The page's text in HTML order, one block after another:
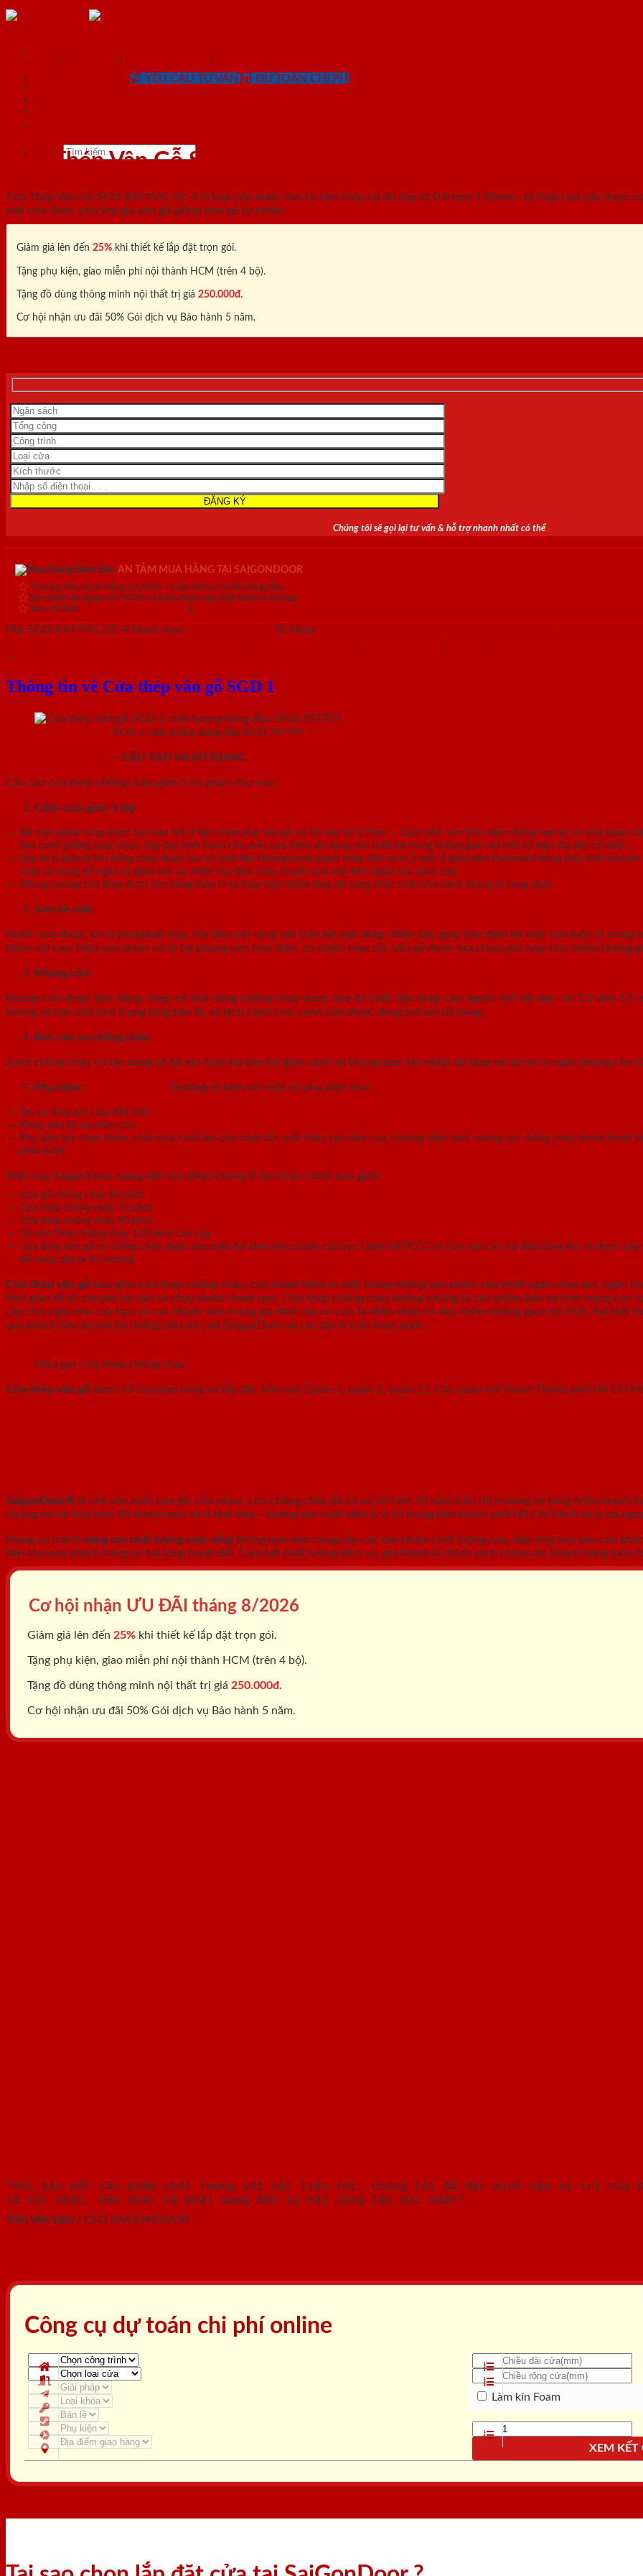
Skip
YÊU CẦU TƯ VẤN DỰ TOÁN CHI PHÍ
Tìm
/ / /
Cửa Thép Vân Gỗ SGD-KM.TVG-2C-4
Cửa Thép Vân Gỗ SGD-KM.TVG-2C-4 là loại cửa được làm từ tấm thép có độ dày từ 0,8 mm-1.00mm , là thép cao cấp được
mặt cửa được phủ lớp giả vân gỗ giống như gỗ tự nhiên
Giảm giá lên đến 25% khi thiết kế lắp đặt trọn gói.
Tặng phụ kiện, giao miễn phí nội thành HCM (trên 4 bộ).
Tặng đồ dùng thông minh nội thất trị giá 250.000đ.
Cơ hội nhận ưu đãi 50% Gói dịch vụ Bảo hành 5 năm.
Chúng tôi sẽ gọi lại tư vấn & hỗ trợ nhanh nhất có thể
AN TÂM MUA HÀNG TẠI SAIGONDOOR
Thương hiệu danh tiếng từ 2010 - Luôn đặt uy tín lên hàng đầu.
Sản phẩm đa dạng mới 100% và luôn được cập nhật theo xu hướng.
Xem chi tiết:
&
Mã: SGD-KM.TVG-2C-4 Danh mục: Từ khóa: , , ,
, , , , , ,
Thông tin về Cửa thép vân gỗ SGD 1
SGD 1 chất lượng hàng đầu 0933.707707
– CẤU TẠO VÀ SỬ DỤNG
Cấu tạo cửa thép chống cháy gồm 5 bộ phận như sau:
Cánh cửa gồm 3 lớp
Bề mặt ngoài cùng được tạo nên bởi 2 tấm thép phủ vân gỗ có độ dày từ 0.7mm – 1.2m phủ sơn tĩnh điện chống han gỉ, có khả năng
làm cánh phẳng hoặc được dập tạo hình Pano cho mẫu cửa thêm đa dạng cho thiết kế trong không gian nội thất từ hiện đại đến cổ điển.
Lớp lõi ở giữa là lõi chống cháy được tạo từ chất liệu Honeycomb paper hoặc tấm eron 2 mặt ở giữa kèm Rockwool bông thủy tinh
cháy sử dụng để ngăn và giảm bức xạ nhiệt của đám cháy truyền qua mặt bên ngoài của cánh cửa.
Khung xương cửa thép được làm bằng thép U và thép hộp nhằm tăng độ cứng chắc chắn cho cánh không bị cong vênh.
Sơn bề mặt
Nước sơn được xử lý photphat hóa, tẩy dầu mỡ và gỉ sét trên bề mặt thép. Điều này giúp bảo đảm bề mặt cửa luôn ở
thẩm mỹ cao. Màu sơn được xử lý tại phòng sơn tĩnh điện, có nhiều màu sắc vân gỗ được lựa chọn phù hợp cho nhiều không
Khung cửa
Khung cửa được làm bằng thép có khả năng chống cháy được làm từ chất liệu thép cán nguội. Với độ dày từ 1,2 đến 1,5
tường và hạn chế tình trạng lỏng bản lề, xệ lệch cánh cửa, cánh cửa được đóng mở em dễ dàng.
Ron cao su chống cháy
Joint chống cháy có tác dụng sẽ bít kín toàn bộ khe hở giữa cánh và khung bao, khi nhiệt độ tăng nó sẽ nở ra ngăn không cho
Phụ kiện: thường đi kèm với một số phụ kiện như:
Tay co thủy lực ( tay đẩy hơi),
Khóa, bản lề, tay nắm cửa
Phụ kiện lựa chọn thêm: chốt cửa, chốt âm cho cánh đôi, mắt thần, tay nắm cửa, chuông điện, kính cường lực chống cháy, thanh thoát
phía dưới)
Hiện nay SaigonDoor mang đến cho khách hàng 4 lựa chọn chính bao gồm:
Cửa gỗ chống cháy 60 phút.
Cửa thép chống cháy 70 phút
Cửa thép chống cháy 90 phút
Và cửa Thép chống cháy 120 phút cao cấp.
Cửa thép vân gỗ có chống cháy được sản xuất đạt theo tiêu chuẩn của cục Cảnh Sát PCCC và Cứu nạn cứu hộ (Bộ Công An) và được
để cung cấp ra thị trường.
Cửa thép vân gỗbao gồm cửa thép chống cháy, cửa thoát hiểm là một trong những sản phẩm cần thiết ngăn cháy lan, ngăn
thời gian để di chuyển tài sản và chạy thoát thoát nạn. Cửa thép chống cháy không những là sản phẩm bảo vệ tính mạng con
cấp cho ngôi nhà của bạn và các thành viên trong gia đình mà nó còn là điểm nhấn tô đẹp thêm không gian nội thất. Để biết
quý khách liên hệ với hệ thống siêu thị cửa SaigonDoor và các đại lý trên toàn quốc.
Mẫu góc cửa thép chống cháy
Cửa thép vân gỗ được hỗ trợ giao hàng và lắp đặt khu vực Quận 1, quận 2, quận 12, Các quận nội thành Thành phố Hồ Chí
SaigonDoor® là nhà sản xuất cửa gỗ, cửa nhựa, cửa chống cháy đã có uy tín hơn 10 năm trên thị trường và hàng triệu khách
chúng tôi sở hữu hơn 10 showroom và 4 nhà máy - xưởng sản xuất nằm ở vị trí trung tâm thành phố Hồ Chí Minh và & tại
Mang sứ mệnh nâng cao chất lượng cuộc sống thông qua việc cung cấp các sản phẩm chất lượng cao, đáp ứng mọi yêu cầu
đến cho quý khách hàng sự hài lòng tuyệt đối. Cam kết chất lượng dịch vụ, giá thành & chính sách chăm sóc khách hàng luôn
Cơ hội nhận ƯU ĐÃI tháng 8/2026
Giảm giá lên đến 25% khi thiết kế lắp đặt trọn gói.
Tặng phụ kiện, giao miễn phí nội thành HCM (trên 4 bộ).
Tặng đồ dùng thông minh nội thất trị giá 250.000đ.
Cơ hội nhận ưu đãi 50% Gói dịch vụ Bảo hành 5 năm.
"Khi bán một sản phẩm chất lượng với vật liệu tốt, chúng tôi đã đặt mình vào vị trí của
là tốt nhất, bền nhất và phải mang đến sự hài lòng lâu dài nhất"
Trần Văn Lãm / CEO SAIGONDOOR
Công cụ dự toán chi phí online
Làm kín Foam
XEM KẾT